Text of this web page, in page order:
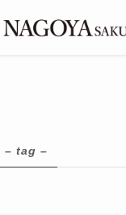
– tag –